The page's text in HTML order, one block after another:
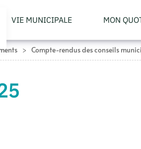
VIE MUNICIPALE MON
Compte-rendus des conseils